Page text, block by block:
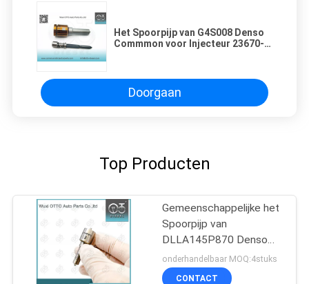
Het Spoorpijp van G4S008 Denso
Commmon voor Injecteur 23670-
Doorgaan
Top Producten
Gemeenschappelijke het
Spoorpijp van
DLLA145P870 Denso
voor Injecteur 095000-
560# 1465A041
onderhandelbaar MOQ:4stuks
CONTACT